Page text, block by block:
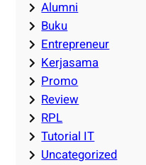
Alumni
Buku
Entrepreneur
Kerjasama
Promo
Review
RPL
Tutorial IT
Uncategorized